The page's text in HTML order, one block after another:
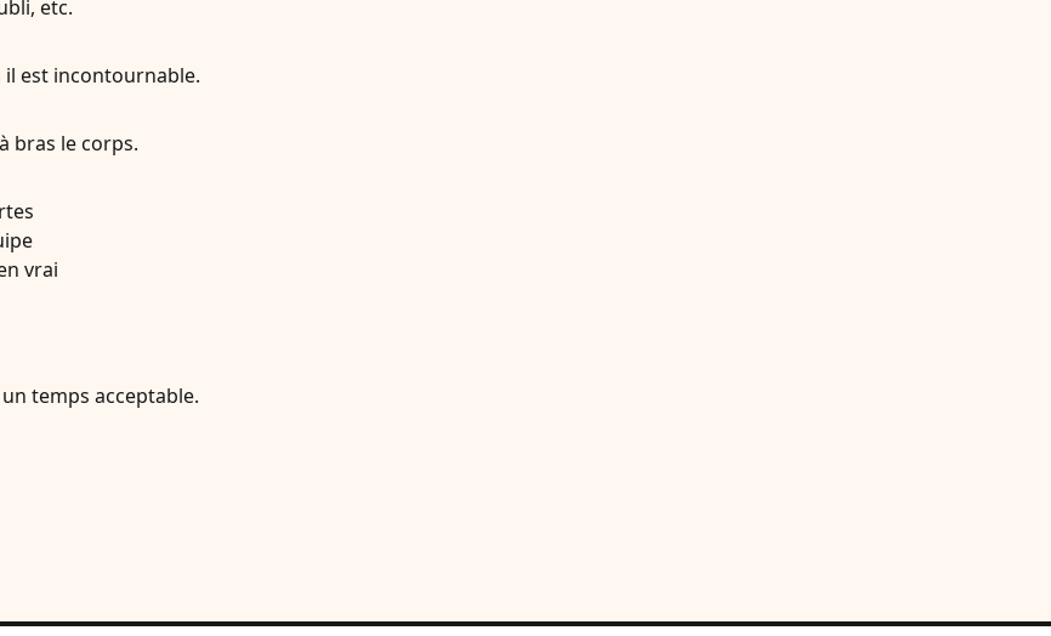
etc.
est incontournable.
bras le corps.
vrai
temps acceptable.